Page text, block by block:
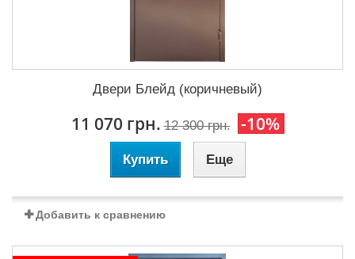
Двери Блейд (коричневый)
11 070 грн. 12 300 грн. -10%
Купить Еще
Добавить к сравнению